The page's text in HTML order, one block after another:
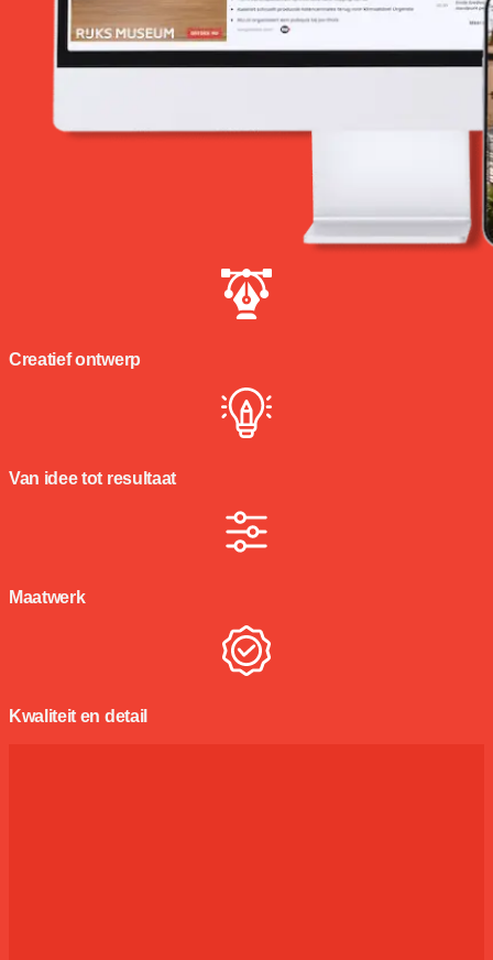
Creatief ontwerp
Van idee tot resultaat
Maatwerk
Kwaliteit en detail